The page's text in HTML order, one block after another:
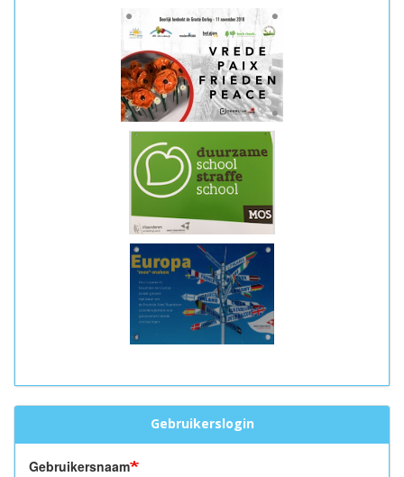
Gebruikerslogin
Gebruikersnaam